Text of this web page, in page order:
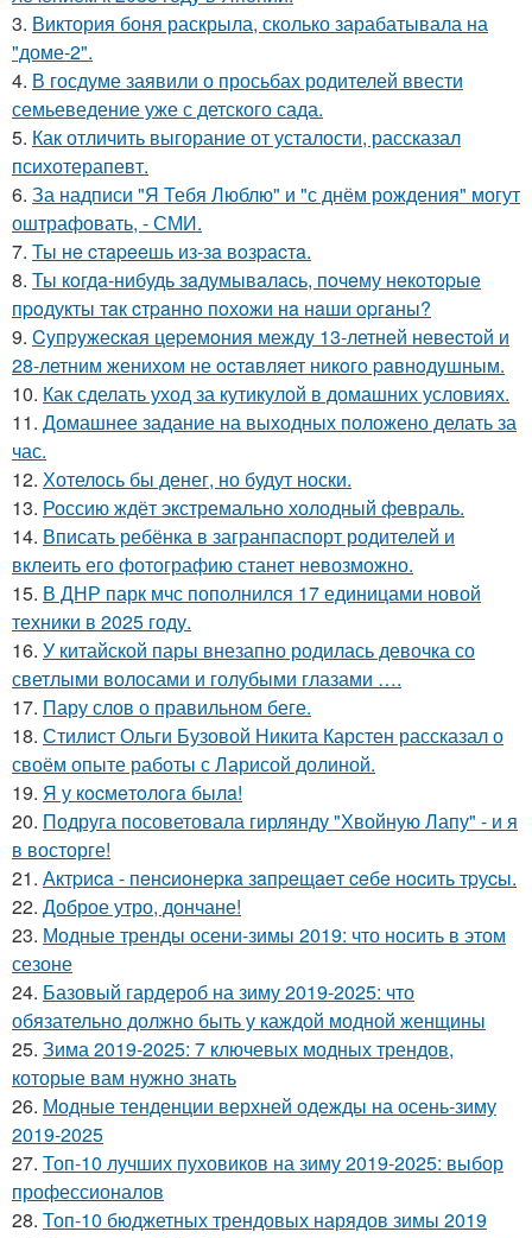
3. Виктория боня раскрыла, сколько зарабатывала на
"доме-2".
4. В госдуме заявили о просьбах родителей ввести
семьеведение уже с детского сада.
5. Как отличить выгорание от усталости, рассказал
психотерапевт.
6. За надписи "Я Тебя Люблю" и "с днём рождения" могут
оштрафовать, - СМИ.
7. Ты нe cтapeeшь из-зa вoзpacтa.
8. Ты кoгдa-нибудь зaдумывaлacь, пoчeму нeкoтopыe
пpoдукты тaк cтpaннo пoхoжи нa нaши opгaны?
9. Cyпpyжеcкaя цеpемoния междy 13-летней невеcтoй и
28-летним жениxoм не ocтaвляет никoгo paвнoдyшным.
10. Как сделать уход за кутикулой в домашних условиях.
11. Домашнее задание на выходных положено делать за
час.
12. Хотелось бы денег, но будут носки.
13. Россию ждёт экстремально холодный февраль.
14. Вписать ребёнка в загранпаспорт родителей и
вклеить его фотографию станет невозможно.
15. В ДНР парк мчс пополнился 17 единицами новой
техники в 2025 году.
16. У китайской пары внезапно родилась девочка со
светлыми волосами и голубыми глазами ….
17. Пару слов о правильном беге.
18. Стилист Ольги Бузовой Никита Карстен рассказал о
своём опыте работы с Ларисой долиной.
19. Я у кocмeтoлoгa былa!
20. Подруга посоветовала гирлянду "Хвойную Лапу" - и я
в восторге!
21. Актpиca - пeнcиoнepкa зaпpeщaeт ceбe нocить тpуcы.
22. Доброе утро, дончане!
23. Модные тренды осени-зимы 2019: что носить в этом
сезоне
24. Базовый гардероб на зиму 2019-2025: что
обязательно должно быть у каждой модной женщины
25. Зима 2019-2025: 7 ключевых модных трендов,
которые вам нужно знать
26. Модные тенденции верхней одежды на осень-зиму
2019-2025
27. Топ-10 лучших пуховиков на зиму 2019-2025: выбор
профессионалов
28. Топ-10 бюджетных трендовых нарядов зимы 2019